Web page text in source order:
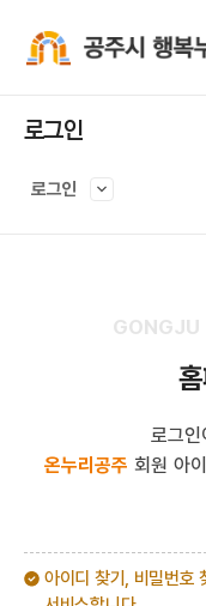
로그인
로그인
로그
온누리공주 회원 아
아이디 찾기, 비밀번호